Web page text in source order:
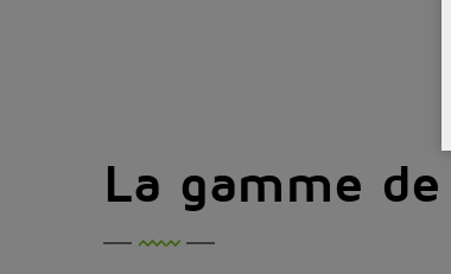
La gamme